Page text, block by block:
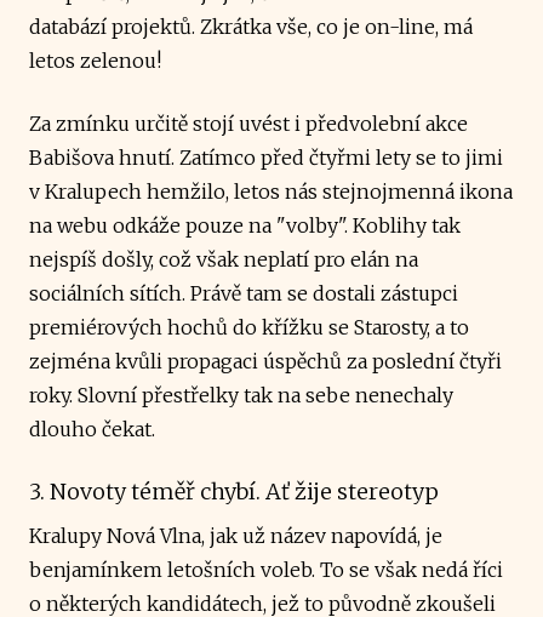
databází projektů. Zkrátka vše, co je on-line, má
letos zelenou!
Za zmínku určitě stojí uvést i předvolební akce
Babišova hnutí. Zatímco před čtyřmi lety se to jimi
v Kralupech hemžilo, letos nás stejnojmenná ikona
na webu odkáže pouze na "volby". Koblihy tak
nejspíš došly, což však neplatí pro elán na
sociálních sítích. Právě tam se dostali zástupci
premiérových hochů do křížku se Starosty, a to
zejména kvůli propagaci úspěchů za poslední čtyři
roky. Slovní přestřelky tak na sebe nenechaly
dlouho čekat.
3. Novoty téměř chybí. Ať žije stereotyp
Kralupy Nová Vlna, jak už název napovídá, je
benjamínkem letošních voleb. To se však nedá říci
o některých kandidátech, jež to původně zkoušeli